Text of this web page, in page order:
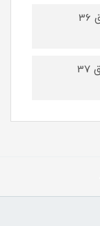
(اندازه عرض کمر 36 سانت - اندازه فاق 36
(اندازه عرض کمر 38 سانت - اندازه فاق 37